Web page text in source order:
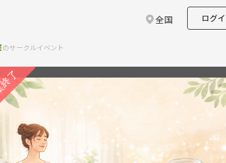
全国 ログ
サークルイベント